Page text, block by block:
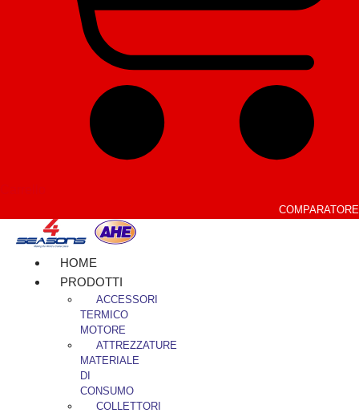
COMPARATORE
HOME
PRODOTTI
ACCESSORI
TERMICO
MOTORE
ATTREZZATURE
MATERIALE
DI
CONSUMO
COLLETTORI